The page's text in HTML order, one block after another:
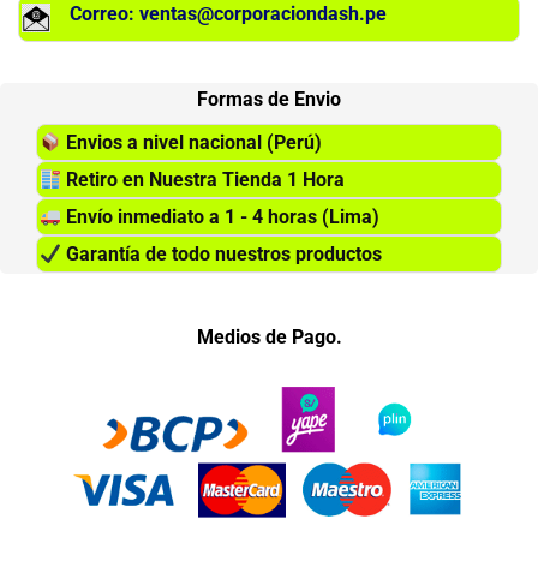
Correo: ventas@corporaciondash.pe
Formas de Envio
Envios a nivel nacional (Perú)
Retiro en Nuestra Tienda 1 Hora
Envío inmediato a 1 - 4 horas (Lima)
Garantía de todo nuestros productos
Medios de Pago.